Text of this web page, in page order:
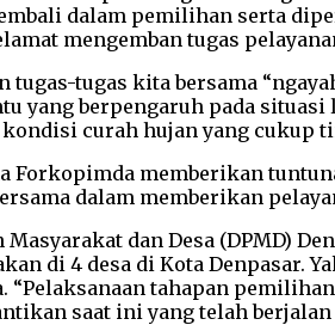
dalam pemilihan serta
mengemban tugas
tugas-tugas kita bersama
yang berpengaruh pada
curah hujan yang cukup
Forkopimda memberikan
dalam memberikan
Masyarakat dan Desa (DPMD)
di 4 desa di Kota Denpasar.
“Pelaksanaan tahapan
saat ini yang telah berjalan